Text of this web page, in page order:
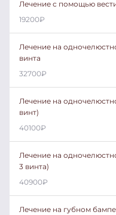
Лечение с помощью
19200₽
Лечение на
винта
32700₽
Лечение на
винт)
40100₽
Лечение на
3 винта)
40900₽
Лечение на губном